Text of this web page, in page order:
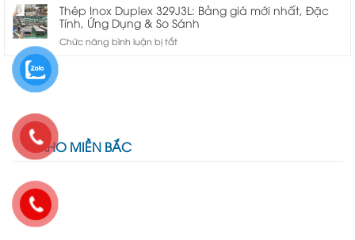
giá
mới
Ứng
Dụng
&
Inox
Duplex
Thép Inox Duplex 329J3L: Bảng giá mới nhất, Đặc
Tính, Ứng Dụng & So Sánh
Chức năng bình luận bị tắtở
KHO MIỀN BẮC